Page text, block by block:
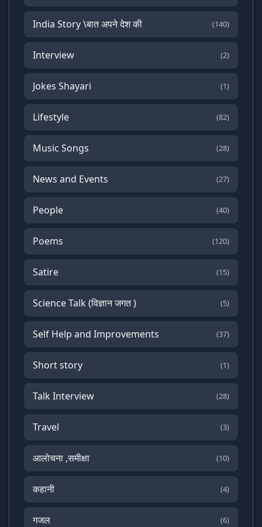
India Story \बात अपने देश की (140)
Interview (2)
Jokes Shayari (1)
Lifestyle (82)
Music Songs (28)
News and Events (27)
People (40)
Poems (120)
Satire (15)
Science Talk (विज्ञान जगत ) (5)
Self Help and Improvements (37)
Short story (1)
Talk Interview (28)
Travel (3)
आलोचना ,समीक्षा (10)
कहानी (4)
गजल (6)